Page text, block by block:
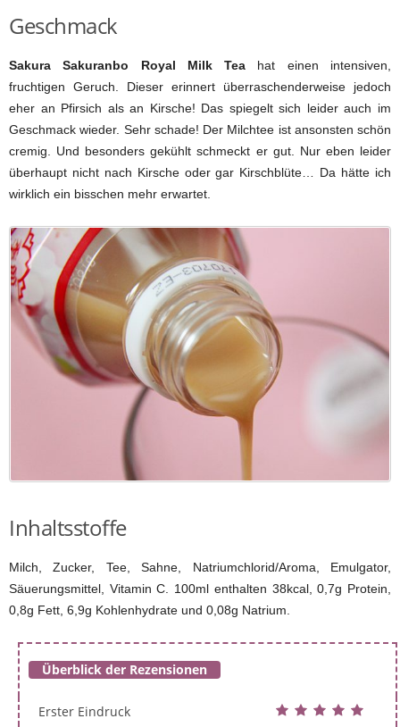
Geschmack
Sakura Sakuranbo Royal Milk Tea hat einen intensiven,
fruchtigen Geruch. Dieser erinnert überraschenderweise jedoch
eher an Pfirsich als an Kirsche! Das spiegelt sich leider auch im
Geschmack wieder. Sehr schade! Der Milchtee ist ansonsten schön
cremig. Und besonders gekühlt schmeckt er gut. Nur eben leider
überhaupt nicht nach Kirsche oder gar Kirschblüte… Da hätte ich
wirklich ein bisschen mehr erwartet.
Inhaltsstoffe
Milch, Zucker, Tee, Sahne, Natriumchlorid/Aroma, Emulgator,
Säuerungsmittel, Vitamin C. 100ml enthalten 38kcal, 0,7g Protein,
0,8g Fett, 6,9g Kohlenhydrate und 0,08g Natrium.
Überblick der Rezensionen
Erster Eindruck